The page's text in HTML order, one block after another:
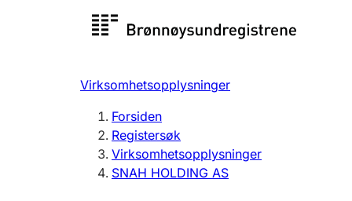
Registersøk
Registrere, endre, slette
Virksomhetsopplysninger
Forsiden
Registersøk
Virksomhetsopplysninger
SNAH HOLDING AS